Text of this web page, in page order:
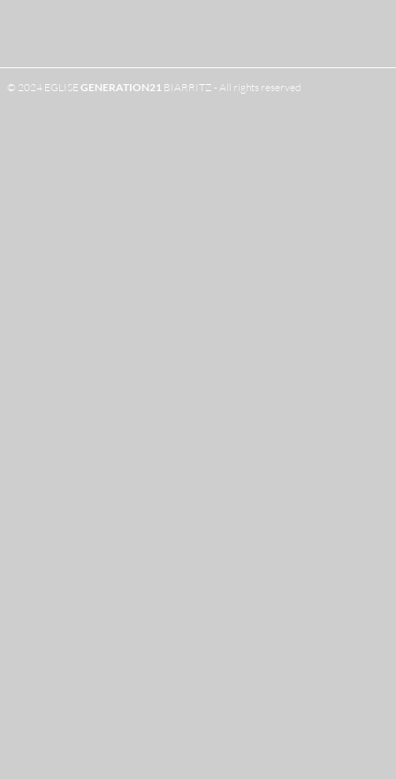
© 2024 EGLISE GENERATION21 BIARRITZ - All rights reserved